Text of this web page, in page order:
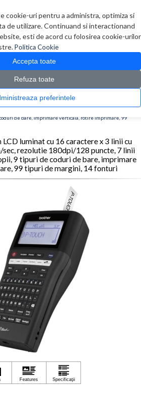
cookie-uri pentru a administra, optimiza si
de utilizare. Continuand si interactionand
esti de acord cu folosirea cookie-urilor
Politica Cookie
Accepta toate
Refuza toate
Administreaza preferintele
0 produs(e)
Imprimante >
Brother PTH500, ecran LCD luminat cu 16
de bare, imprimare verticala, rotire imprimare, 99
luminat cu 16 caractere x 3 linii cu
rezolutie 180dpi/128 puncte, 7 linii
9 tipuri de coduri de bare, imprimare
99 tipuri de margini, 14 fonturi